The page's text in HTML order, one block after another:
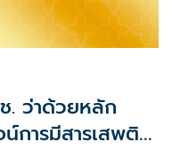
. ว่าด้วยหลัก
การมีสารเสพติด